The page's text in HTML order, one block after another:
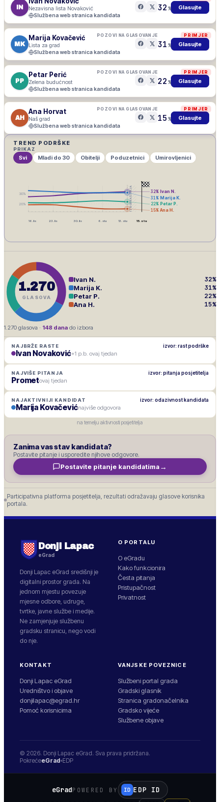
IN Nezavisna lista Novaković
Službena web stranica kandidata
32 % Glasujte
PRIMJER
MK
Marija Kovačević
Lista za grad
POZOVI NA GLASOVANJE
Službena web stranica kandidata
31 % Glasujte
PRIMJER
PP
Petar Perić
Zelena budućnost
POZOVI NA GLASOVANJE
Službena web stranica kandidata
22 % Glasujte
PRIMJER
AH
Ana Horvat
Naš grad
POZOVI NA GLASOVANJE
Službena web stranica kandidata
15 % Glasujte
TREND PODRŠKE
PRIKAZ
Svi Mladi do 30 Obitelji Poduzetnici Umirovljenici
IZBORNA ŠUTNJA
20%
30% 32% Ivan N.
31% Marija K.
22% Petar P.
15% Ana H.
16. lis 23. lis 30. lis 6. stu 13. stu 15. stu
1.270
GLASOVA
Ivan N. 32%
Marija K. 31%
Petar P. 22%
Ana H. 15%
1.270 glasova · 148 dana do izbora
NAJBRŽE RASTE izvor: rast podrške
Ivan Novaković+1 p.b. ovaj tjedan
NAJVIŠE PITANJA izvor: pitanja posjetitelja
Prometovaj tjedan
NAJAKTIVNIJI KANDIDAT izvor: odazivnost kandidata
Marija Kovačevićnajviše odgovora
na temelju aktivnosti posjetitelja
Zanima vas stav kandidata?
Postavite pitanje i usporedite njihove odgovore.
Postavite pitanje kandidatima →
Participativna platforma posjetitelja, rezultati odražavaju glasove korisnika
portala.
Donji Lapac
eGrad
Donji Lapac eGrad središnji je
digitalni prostor grada. Na
jednom mjestu povezuje
mjesne odbore, udruge,
tvrtke, javne službe i medije.
Ne zamjenjuje službenu
gradsku stranicu, nego vodi
do nje.
O PORTALU
O eGradu
Kako funkcionira
Česta pitanja
Pristupačnost
Privatnost
KONTAKT
Donji Lapac eGrad
Uredništvo i objave
donjilapac@egrad.hr
Pomoć korisnicima
VANJSKE POVEZNICE
Službeni portal grada
Gradski glasnik
Stranica gradonačelnika
Gradsko vijeće
Službene objave
© 2026. Donji Lapac eGrad. Sva prava pridržana.
PokrećeeGrad EDP
eGradPOWERED BY ID EDP ID